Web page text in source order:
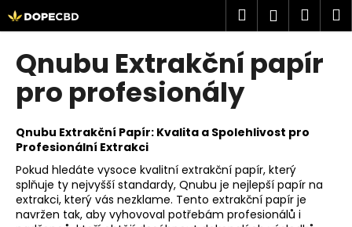
Přejít
na
obsah
Hledat
Qnubu Extrakční papír
pro profesionály
Qnubu Extrakční Papír: Kvalita a Spolehlivost pro
Profesionální Extrakci
Pokud hledáte vysoce kvalitní extrakční papír, který
splňuje ty nejvyšší standardy, Qnubu je nejlepší papír na
extrakci, který vás nezklame. Tento extrakční papír je
navržen tak, aby vyhovoval potřebám profesionálů i
K
o
C
o
p
o
t
ř
e